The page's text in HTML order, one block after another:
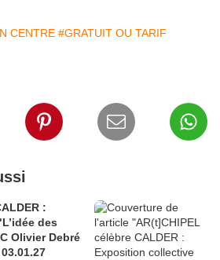
CENTRE #GRATUIT OU TARIF
:
des
Olivier Debré
de Tours - 10.07.26 au 03.01.27